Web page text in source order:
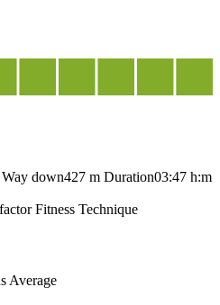
Way down427 m Duration03:47 h:m
Fitness Technique
Average